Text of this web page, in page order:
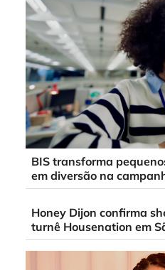
BIS transforma
em diversão na
Honey Dijon confirma
turnê Housenation em